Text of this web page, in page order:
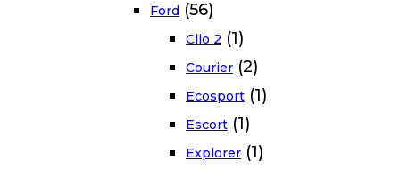
Ford (56)
Clio 2 (1)
Courier (2)
Ecosport (1)
Escort (1)
Explorer (1)